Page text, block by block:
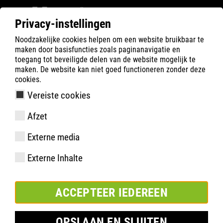
Privacy-instellingen
Noodzakelijke cookies helpen om een website bruikbaar te
maken door basisfuncties zoals paginanavigatie en
toegang tot beveiligde delen van de website mogelijk te
maken. De website kan niet goed functioneren zonder deze
cookies.
Vereiste cookies
Afzet
Externe media
Externe Inhalte
ACCEPTEER IEDEREEN
ATLAS Product zoeken
Filter
GTX 945 XP Thermo, W13